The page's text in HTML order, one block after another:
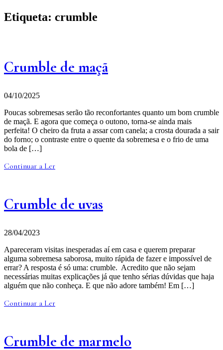
Etiqueta: crumble
Crumble de maçã
04/10/2025
Poucas sobremesas serão tão reconfortantes quanto um bom crumble
de maçã. E agora que começa o outono, torna-se ainda mais
perfeita! O cheiro da fruta a assar com canela; a crosta dourada a sair
do forno; o contraste entre o quente da sobremesa e o frio de uma
bola de […]
Continuar a Ler
Crumble de uvas
28/04/2023
Apareceram visitas inesperadas aí em casa e querem preparar
alguma sobremesa saborosa, muito rápida de fazer e impossível de
errar? A resposta é só uma: crumble. Acredito que não sejam
necessárias muitas explicações já que tenho sérias dúvidas que haja
alguém que não conheça. E que não adore também! Em […]
Continuar a Ler
Crumble de marmelo